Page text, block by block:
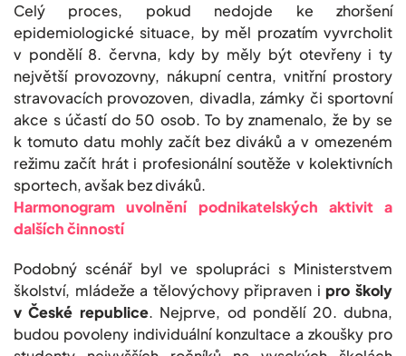
Celý proces, pokud nedojde ke zhoršení
epidemiologické situace, by měl prozatím vyvrcholit
v pondělí 8. června, kdy by měly být otevřeny i ty
největší provozovny, nákupní centra, vnitřní prostory
stravovacích provozoven, divadla, zámky či sportovní
akce s účastí do 50 osob. To by znamenalo, že by se
k tomuto datu mohly začít bez diváků a v omezeném
režimu začít hrát i profesionální soutěže v kolektivních
sportech, avšak bez diváků.
Harmonogram uvolnění podnikatelských aktivit a
dalších činností
Podobný scénář byl ve spolupráci s Ministerstvem
školství, mládeže a tělovýchovy připraven ipro školy
v České republice. Nejprve, od pondělí 20. dubna,
budou povoleny individuální konzultace a zkoušky pro